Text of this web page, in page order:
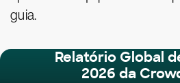
guia.
Relatório Global
2026 da